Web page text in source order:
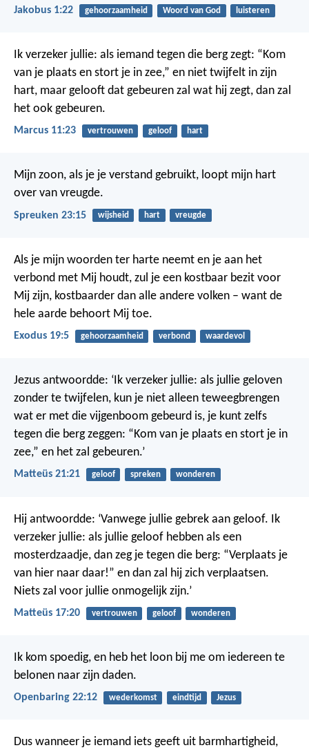
Jakobus 1:22 gehoorzaamheid Woord van God luisteren
Ik verzeker jullie: als iemand tegen die berg zegt: “Kom
van je plaats en stort je in zee,” en niet twijfelt in zijn
hart, maar gelooft dat gebeuren zal wat hij zegt, dan zal
het ook gebeuren.
Marcus 11:23 vertrouwen geloof hart
Mijn zoon, als je je verstand gebruikt, loopt mijn hart
over van vreugde.
Spreuken 23:15 wijsheid hart vreugde
Als je mijn woorden ter harte neemt en je aan het
verbond met Mij houdt, zul je een kostbaar bezit voor
Mij zijn, kostbaarder dan alle andere volken – want de
hele aarde behoort Mij toe.
Exodus 19:5 gehoorzaamheid verbond waardevol
Jezus antwoordde: ‘Ik verzeker jullie: als jullie geloven
zonder te twijfelen, kun je niet alleen teweegbrengen
wat er met die vijgenboom gebeurd is, je kunt zelfs
tegen die berg zeggen: “Kom van je plaats en stort je in
zee,” en het zal gebeuren.’
Matteüs 21:21 geloof spreken wonderen
Hij antwoordde: ‘Vanwege jullie gebrek aan geloof. Ik
verzeker jullie: als jullie geloof hebben als een
mosterdzaadje, dan zeg je tegen die berg: “Verplaats je
van hier naar daar!” en dan zal hij zich verplaatsen.
Niets zal voor jullie onmogelijk zijn.’
Matteüs 17:20 vertrouwen geloof wonderen
Ik kom spoedig, en heb het loon bij me om iedereen te
belonen naar zijn daden.
Openbaring 22:12 wederkomst eindtijd Jezus
Dus wanneer je iemand iets geeft uit barmhartigheid,